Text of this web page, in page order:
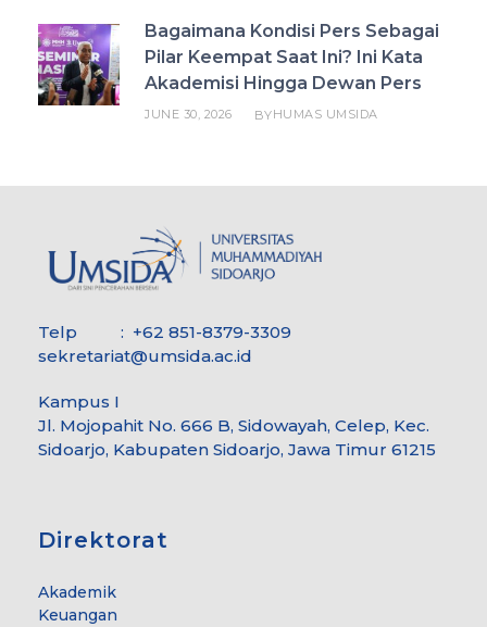
Bagaimana Kondisi Pers Sebagai
Pilar Keempat Saat Ini? Ini Kata
Akademisi Hingga Dewan Pers
JUNE 30, 2026 BYHUMAS UMSIDA
Telp : +62 851-8379-3309
sekretariat@umsida.ac.id
Kampus I
Jl. Mojopahit No. 666 B, Sidowayah, Celep, Kec.
Sidoarjo, Kabupaten Sidoarjo, Jawa Timur 61215
Direktorat
Akademik
Keuangan